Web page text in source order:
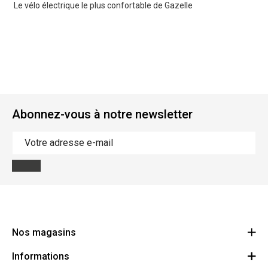
Le vélo électrique le plus confortable de Gazelle
Abonnez-vous à notre newsletter
Nos magasins
Cycles Arnold Kontz Gare / Bonnevoie
Informations